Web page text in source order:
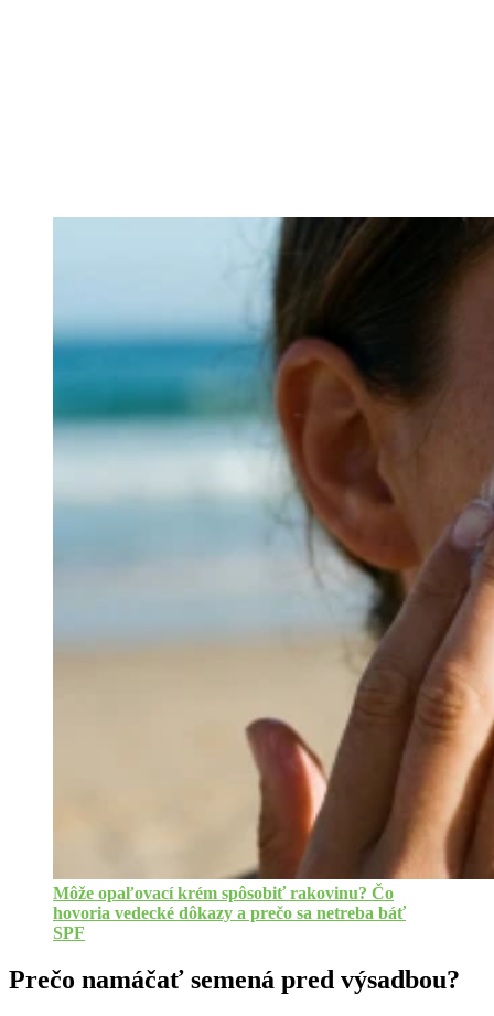
Môže opaľovací krém spôsobiť rakovinu? Čo
hovoria vedecké dôkazy a prečo sa netreba báť
SPF
Prečo namáčať semená pred výsadbou?